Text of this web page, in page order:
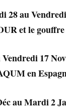
28 au
et le
17
en
au Mardi 2